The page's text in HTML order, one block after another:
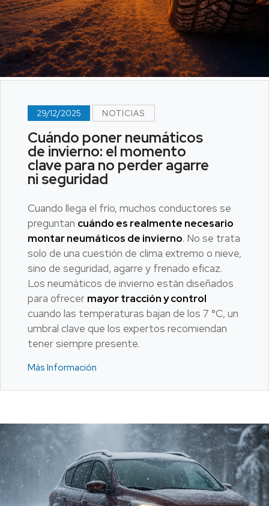
29/12/2025 NOTICIAS
Cuándo poner neumáticos
de invierno: el momento
clave para no perder agarre
ni seguridad
Cuando llega el frío, muchos conductores se
preguntan cuándo es realmente necesario
montar neumáticos de invierno. No se trata
solo de una cuestión de clima extremo o nieve,
sino de seguridad, agarre y frenado eficaz.
Los neumáticos de invierno están diseñados
para ofrecer mayor tracción y control
cuando las temperaturas bajan de los 7 °C, un
umbral clave que los expertos recomiendan
tener siempre presente.
Más Información